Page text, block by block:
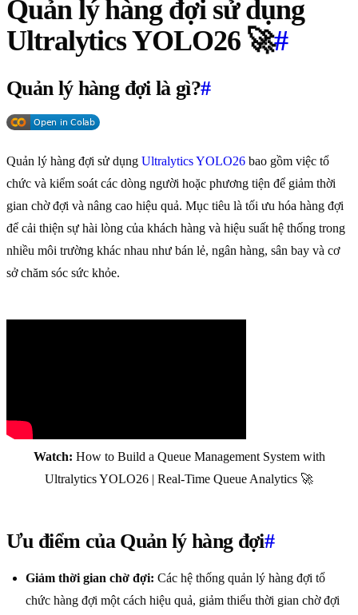
Quản lý hàng đợi sử dụng
Ultralytics YOLO26 🚀#
Quản lý hàng đợi là gì?#
Quản lý hàng đợi sử dụng Ultralytics YOLO26 bao gồm việc tổ
chức và kiểm soát các dòng người hoặc phương tiện để giảm thời
gian chờ đợi và nâng cao hiệu quả. Mục tiêu là tối ưu hóa hàng đợi
để cải thiện sự hài lòng của khách hàng và hiệu suất hệ thống trong
nhiều môi trường khác nhau như bán lẻ, ngân hàng, sân bay và cơ
sở chăm sóc sức khỏe.
Watch: How to Build a Queue Management System with
Ultralytics YOLO26 | Real-Time Queue Analytics 🚀
Ưu điểm của Quản lý hàng đợi#
Giảm thời gian chờ đợi: Các hệ thống quản lý hàng đợi tổ
chức hàng đợi một cách hiệu quả, giảm thiểu thời gian chờ đợi